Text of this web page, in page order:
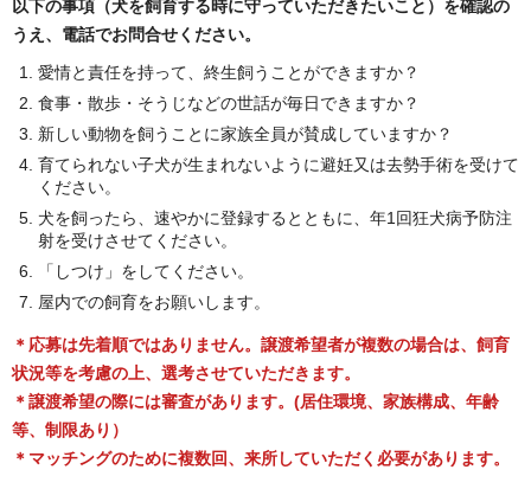
以下の事項（犬を飼育する時に守っていただきたいこと）を確認の
うえ、電話でお問合せください。
愛情と責任を持って、終生飼うことができますか？
食事・散歩・そうじなどの世話が毎日できますか？
新しい動物を飼うことに家族全員が賛成していますか？
育てられない子犬が生まれないように避妊又は去勢手術を受けて
ください。
犬を飼ったら、速やかに登録するとともに、年1回狂犬病予防注
射を受けさせてください。
「しつけ」をしてください。
屋内での飼育をお願いします。
＊応募は先着順ではありません。 譲渡希望者が複数の場合は、飼育
状況等を考慮の上、選考させていただきます。
＊譲渡希望の際には審査があります。(居住環境、家族構成、年齢
等、制限あり）
＊マッチングのために複数回、来所していただく必要があります。